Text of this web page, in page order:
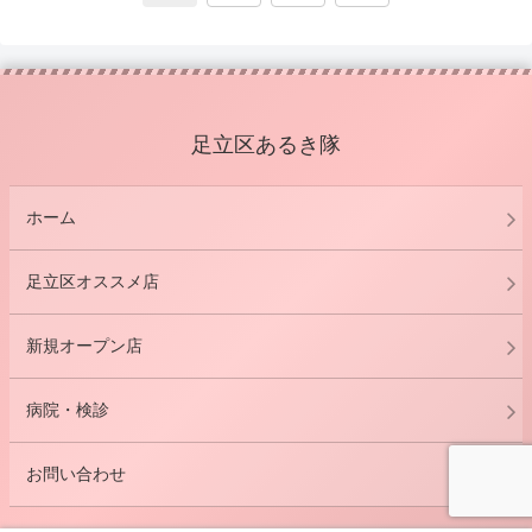
足立区あるき隊
ホーム
足立区オススメ店
新規オープン店
病院・検診
お問い合わせ